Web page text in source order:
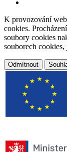
K provozování
cookies.
soubory cookies
souborech
Odmítnout